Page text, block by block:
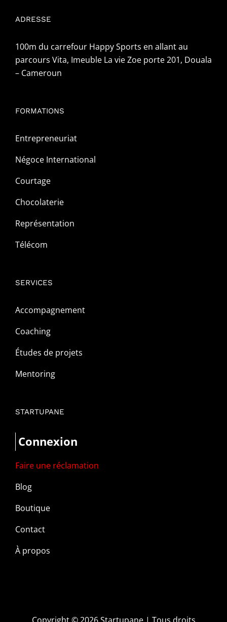
ADRESSE
100m du carrefour Happy Sports en allant au
parcours Vita, Imeuble La vie Zoe porte 201, Douala
– Cameroun
FORMATIONS
Entrepreneuriat
Négoce International
Courtage
Chocolaterie
Représentation
Télécom
SERVICES
Accompagnement
Coaching
Études de projets
Mentoring
STARTUPANE
Connexion
Faire une réclamation
Blog
Boutique
Contact
À propos